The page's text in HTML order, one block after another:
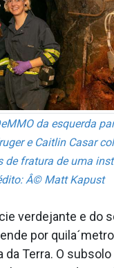
da esquerda
e Caitlin Casar
de fratura de uma
Â© Matt Kapust
verdejante e do
por
da Terra. O